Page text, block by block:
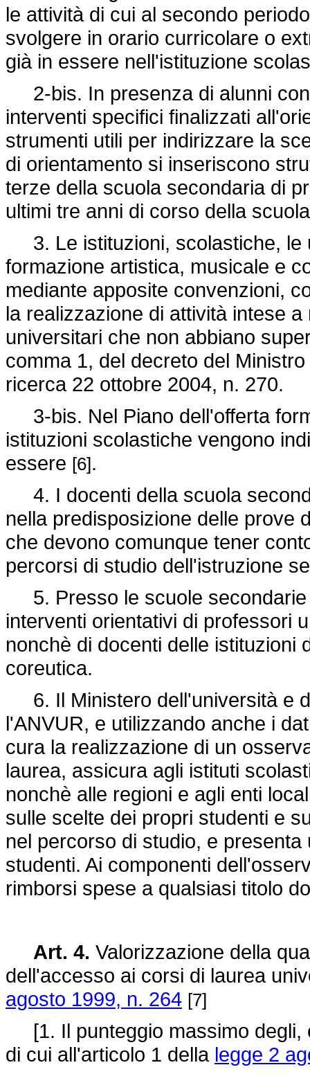
le attività di cui al secondo
svolgere in orario curricolare o
già in essere nell'istituzione
2-bis. In presenza di alunni
interventi specifici finalizzati
strumenti utili per indirizzare la
di orientamento si inseriscono
terze della scuola secondaria di
ultimi tre anni di corso della
3. Le istituzioni, scolastiche, le
formazione artistica, musicale e
mediante apposite convenzioni,
la realizzazione di attività intese
universitari che non abbiano
comma 1, del decreto del
ricerca 22 ottobre 2004, n. 270.
3-bis. Nel Piano dell'offerta
istituzioni scolastiche vengono
essere [6].
4. I docenti della scuola
nella predisposizione delle prove
che devono comunque tener
percorsi di studio dell'istruzione
5. Presso le scuole secondarie
interventi orientativi di professori
nonchè di docenti delle istituzioni
coreutica.
6. Il Ministero dell'università e
l'ANVUR, e utilizzando anche i
cura la realizzazione di un
laurea, assicura agli istituti
nonchè alle regioni e agli enti
sulle scelte dei propri studenti e
nel percorso di studio, e
studenti. Ai componenti
rimborsi spese a qualsiasi titolo
Art. 4. Valorizzazione della
dell'accesso ai corsi di laurea
agosto 1999, n. 264 [7]
[1. Il punteggio massimo degli,
di cui all'articolo 1 della legge 2